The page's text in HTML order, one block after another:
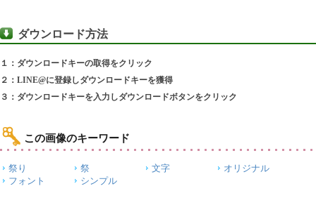
ダウンロード方法
１：ダウンロードキーの取得をクリック
２：LINE@に登録しダウンロードキーを獲得
３：ダウンロードキーを入力しダウンロードボタンをクリック
この画像のキーワード
祭り 祭 文字
オリジナル
フォント
シンプル